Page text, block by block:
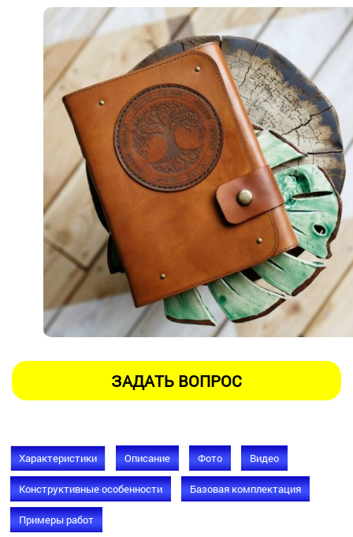
Характеристики Описание Фото Видео
Конструктивные особенности Базовая комплектация
Примеры работ